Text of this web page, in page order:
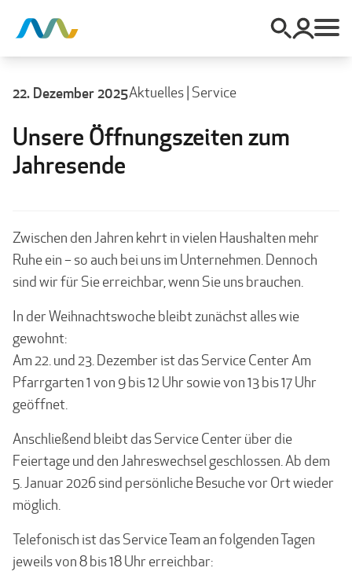
22. Dezember 2025Aktuelles| Service
Unsere Öffnungszeiten zum
Jahresende
Zwischen den Jahren kehrt in vielen Haushalten mehr
Ruhe ein – so auch bei uns im Unternehmen. Dennoch
sind wir für Sie erreichbar, wenn Sie uns brauchen.
In der Weihnachtswoche bleibt zunächst alles wie
gewohnt:
Am 22. und 23. Dezember ist das Service Center Am
Pfarrgarten 1 von 9 bis 12 Uhr sowie von 13 bis 17 Uhr
geöffnet.
Anschließend bleibt das Service Center über die
Feiertage und den Jahreswechsel geschlossen. Ab dem
5. Januar 2026 sind persönliche Besuche vor Ort wieder
möglich.
Telefonisch ist das Service Team an folgenden Tagen
jeweils von 8 bis 18 Uhr erreichbar: